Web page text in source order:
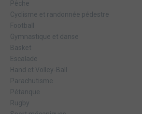
Pêche
Cyclisme et randonnée pédestre
Football
Gymnastique et danse
Basket
Escalade
Hand et Volley-Ball
Parachutisme
Pétanque
Rugby